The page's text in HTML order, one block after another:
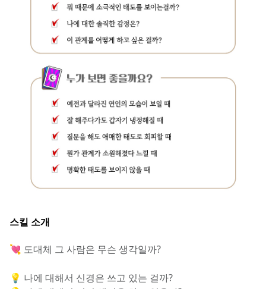
스킬 소개
💘 도대체 그 사람은 무슨 생각일까?
💡 나에 대해서 신경은 쓰고 있는 걸까?